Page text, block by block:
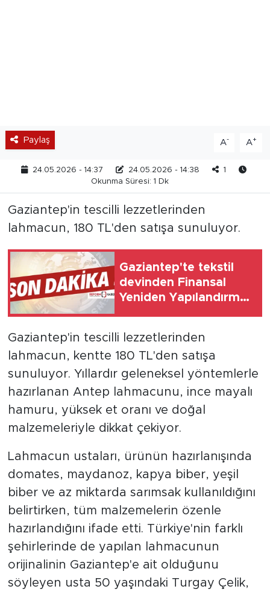
Paylaş A- A+
24.05.2026 - 14:37 24.05.2026 - 14:38
1
Okunma Süresi: 1 Dk
Gaziantep'in tescilli lezzetlerinden
lahmacun, 180 TL'den satışa sunuluyor.
Gaziantep'te tekstil
devinden Finansal
Yeniden Yapılandırma
Gaziantep'in tescilli lezzetlerinden
lahmacun, kentte 180 TL'den satışa
sunuluyor. Yıllardır geleneksel yöntemlerle
hazırlanan Antep lahmacunu, ince mayalı
hamuru, yüksek et oranı ve doğal
malzemeleriyle dikkat çekiyor.
Lahmacun ustaları, ürünün hazırlanışında
domates, maydanoz, kapya biber, yeşil
biber ve az miktarda sarımsak kullanıldığını
belirtirken, tüm malzemelerin özenle
hazırlandığını ifade etti. Türkiye'nin farklı
şehirlerinde de yapılan lahmacunun
orijinalinin Gaziantep'e ait olduğunu
söyleyen usta 50 yaşındaki Turgay Çelik,